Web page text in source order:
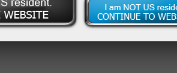
AUDUSD GBPJPY